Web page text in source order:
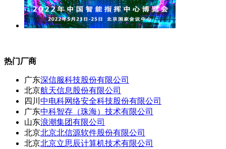
热门厂商
广东深信服科技股份有限公司
北京航天信息股份有限公司
四川 中电科网络安全科技股份有限公司
广东中科智存（珠海）技术有限公司
山东浪潮集团有限公司
北京北京北信源软件股份有限公司
北京北京立思辰计算机技术有限公司